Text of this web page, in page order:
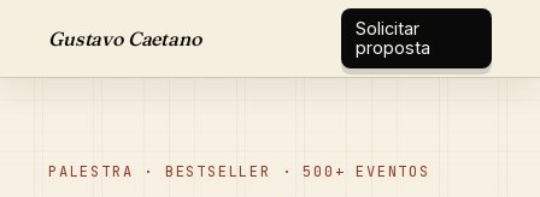
Gustavo Caetano
Solicitar
proposta
PALESTRA · BESTSELLER · 500+ EVENTOS